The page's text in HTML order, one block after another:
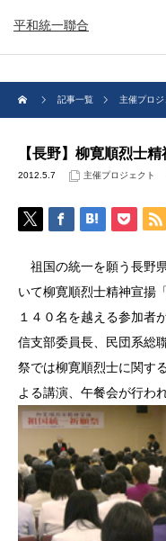
平和統一聯合
記事一覧 主催プロジ
【長野】柳寛順烈士
2012.5.7 主催プロジェクト
祖国の統一を願う長野
いて柳寛順烈士精神宣揚
１４０名を越える参加者
信支部委員長、民団系総
祭では柳寛順烈士に関す
よる講演、午餐会が行われ